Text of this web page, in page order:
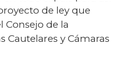
de ley que
Consejo de la
Cautelares y Cámaras